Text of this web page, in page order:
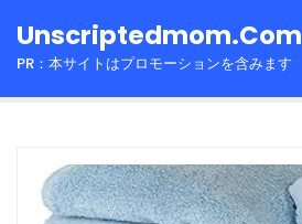
toUnscriptedmom.com
PR：本サイトはプロモーションを含みます